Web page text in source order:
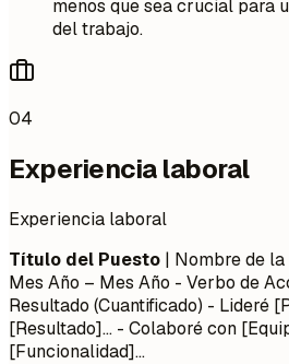
menos que sea crucial para
del trabajo.
04
Experiencia laboral
Experiencia laboral
Título del Puesto | Nombre de
Mes Año – Mes Año - Verbo de
Resultado (Cuantificado) - Lideré
[Resultado]... - Colaboré con
[Funcionalidad]...